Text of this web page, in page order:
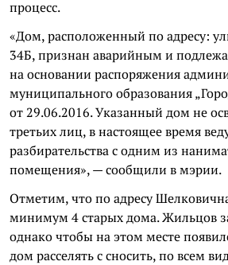
процесс.
«Дом, расположенный по адресу:
34Б, признан аварийным и
на основании распоряжения
муниципального образования
от 29.06.2016. Указанный дом не
третьих лиц, в настоящее время
разбирательства с одним из
помещения», — сообщили в мэрии.
Отметим, что по адресу
минимум 4 старых дома. Жильцов
однако чтобы на этом месте
дом расселять с сносить, по всем